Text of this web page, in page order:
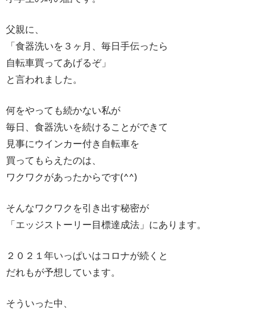
父親に、
「食器洗いを３ヶ月、毎日手伝ったら
自転車買ってあげるぞ」
と言われました。
何をやっても続かない私が
毎日、食器洗いを続けることができて
見事にウインカー付き自転車を
買ってもらえたのは、
ワクワクがあったからです(^^)
そんなワクワクを引き出す秘密が
「エッジストーリー目標達成法」にあります。
２０２１年いっぱいはコロナが続くと
だれもが予想しています。
そういった中、